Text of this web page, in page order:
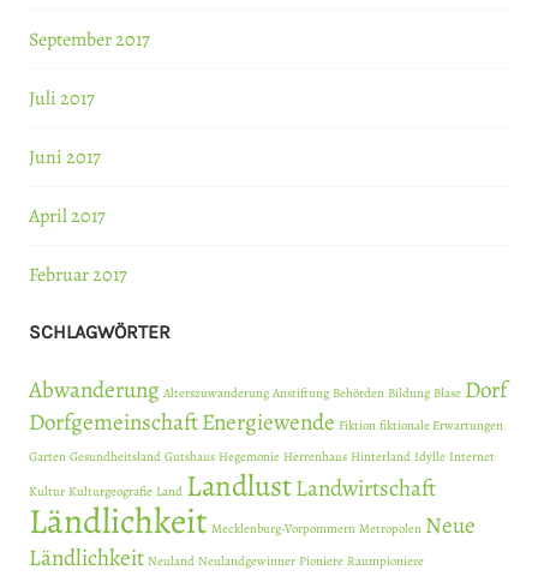
September 2017
Juli 2017
Juni 2017
April 2017
Februar 2017
SCHLAGWÖRTER
Abwanderung Alterszuwanderung Anstiftung Behörden Bildung Blase Dorf
DorfgemeinschaftEnergiewende Fiktion fiktionale Erwartungen
Garten Gesundheitsland Gutshaus Hegemonie Herrenhaus Hinterland Idylle Internet
Kultur Kulturgeografie Land LandlustLandwirtschaft
Ländlichkeit Mecklenburg-Vorpommern Metropolen Neue
Ländlichkeit Neuland Neulandgewinner Pioniere Raumpioniere